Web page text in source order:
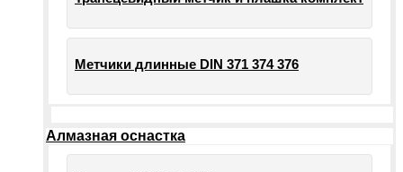
Метчики длинные DIN 371 374 376
Алмазная оснастка